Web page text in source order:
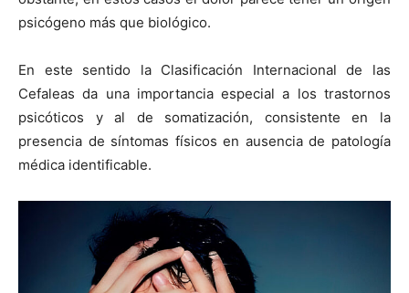
psicógeno más que biológico.
En este sentido la Clasificación Internacional de las
Cefaleas da una importancia especial a los trastornos
psicóticos y al de somatización, consistente en la
presencia de síntomas físicos en ausencia de patología
médica identificable.